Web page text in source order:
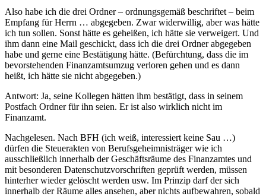
Also habe ich die drei Ordner – ordnungsgemäß beschriftet – beim
Empfang für Herrn … abgegeben. Zwar widerwillig, aber was hätte
ich tun sollen. Sonst hätte es geheißen, ich hätte sie verweigert. Und
ihm dann eine Mail geschickt, dass ich die drei Ordner abgegeben
habe und gerne eine Bestätigung hätte. (Befürchtung, dass die im
bevorstehenden Finanzamtsumzug verloren gehen und es dann
heißt, ich hätte sie nicht abgegeben.)
Antwort: Ja, seine Kollegen hätten ihm bestätigt, dass in seinem
Postfach Ordner für ihn seien. Er ist also wirklich nicht im
Finanzamt.
Nachgelesen. Nach BFH (ich weiß, interessiert keine Sau …)
dürfen die Steuerakten von Berufsgeheimnisträger wie ich
ausschließlich innerhalb der Geschäftsräume des Finanzamtes und
mit besonderen Datenschutzvorschriften geprüft werden, müssen
hinterher wieder gelöscht werden usw. Im Prinzip darf der sich
innerhalb der Räume alles ansehen, aber nichts aufbewahren, sobald